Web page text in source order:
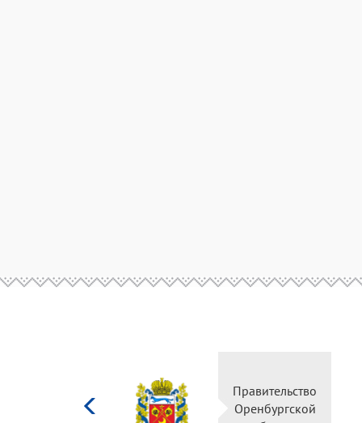
Правительство
Оренбургской